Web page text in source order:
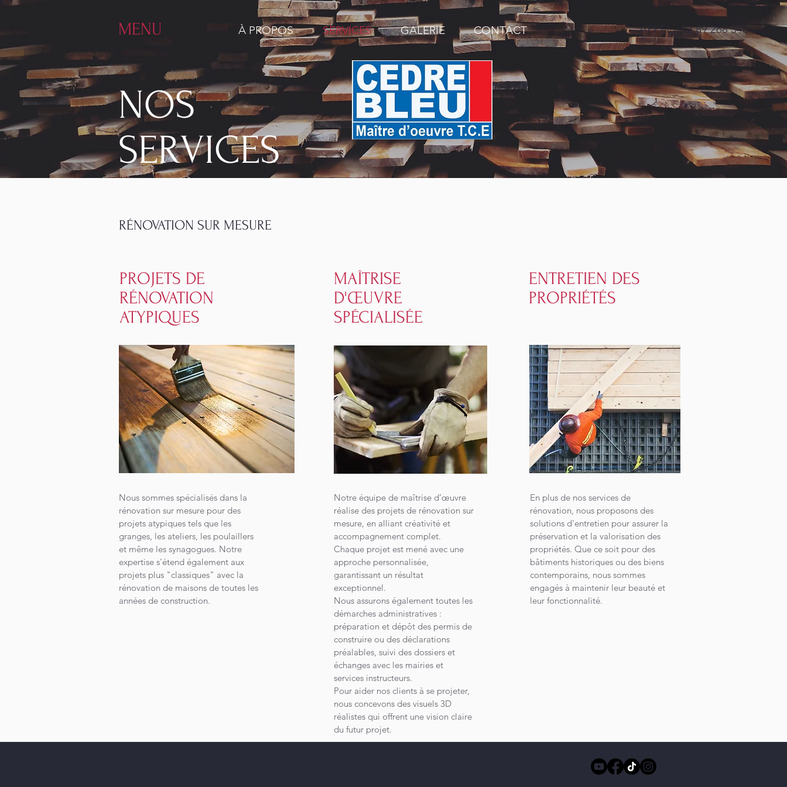
APPEL : 03 89 268 548
MENU À PROPOS SERVICES GALERIE CONTACT
NOS
SERVICES
RÉNOVATION SUR MESURE
PROJETS DE
RÉNOVATION
ATYPIQUES
Nous sommes spécialisés dans la
rénovation sur mesure pour des
projets atypiques tels que les
granges, les ateliers, les poulaillers
et même les synagogues. Notre
expertise s'étend également aux
projets plus "classiques" avec la
rénovation de maisons de toutes les
années de construction.
MAÎTRISE
D'ŒUVRE
SPÉCIALISÉE
Notre équipe de maîtrise d’œuvre
réalise des projets de rénovation sur
mesure, en alliant créativité et
accompagnement complet.
Chaque projet est mené avec une
approche personnalisée,
garantissant un résultat
exceptionnel.
Nous assurons également toutes les
démarches administratives :
préparation et dépôt des permis de
construire ou des déclarations
préalables, suivi des dossiers et
échanges avec les mairies et
services instructeurs.
Pour aider nos clients à se projeter,
nous concevons des visuels 3D
réalistes qui offrent une vision claire
du futur projet.
ENTRETIEN DES
PROPRIÉTÉS
En plus de nos services de
rénovation, nous proposons des
solutions d'entretien pour assurer la
préservation et la valorisation des
propriétés. Que ce soit pour des
bâtiments historiques ou des biens
contemporains, nous sommes
engagés à maintenir leur beauté et
leur fonctionnalité.